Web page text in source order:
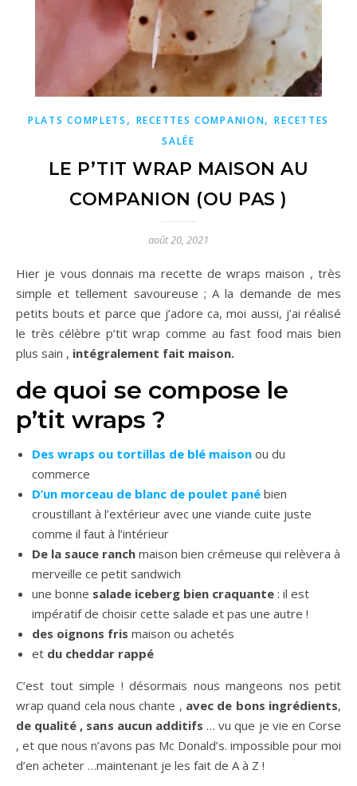
PLATS COMPLETS , RECETTES COMPANION,RECETTES
SALÉE
LE P’TIT WRAP MAISON AU
COMPANION (OU PAS )
août 20, 2021
Hier je vous donnais ma recette de wraps maison , très
simple et tellement savoureuse ; A la demande de mes
petits bouts et parce que j’adore ca, moi aussi, j’ai réalisé
le très célèbre p’tit wrap comme au fast food mais bien
plus sain , intégralement fait maison.
de quoi se compose le
p’tit wraps ?
Des wraps ou tortillas de blé maison ou du
commerce
D’un morceau de blanc de poulet pané bien
croustillant à l’extérieur avec une viande cuite juste
comme il faut à l’intérieur
De la sauce ranch maison bien crémeuse qui relèvera à
merveille ce petit sandwich
une bonne salade iceberg bien craquante : il est
impératif de choisir cette salade et pas une autre !
des oignons fris maison ou achetés
et du cheddar rappé
C’est tout simple ! désormais nous mangeons nos petit
wrap quand cela nous chante , avec de bons ingrédients,
de qualité , sans aucun additifs … vu que je vie en Corse
, et que nous n’avons pas Mc Donald’s. impossible pour moi
d’en acheter …maintenant je les fait de A à Z !